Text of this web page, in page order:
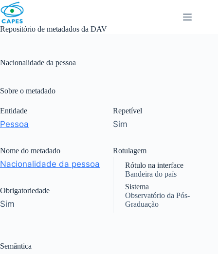
Skip
to
content
Repositório de metadados da DAV
Nacionalidade da pessoa
Sobre o metadado
Entidade
Pessoa
Nome do metadado
Nacionalidade da pessoa
Obrigatoriedade
Sim
Repetível
Sim
Rotulagem
Rótulo na interface
Bandeira do país
Sistema
Observatório da Pós-
Graduação
Semântica